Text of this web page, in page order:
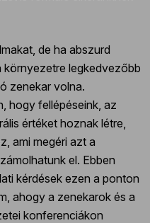
de ha abszurd
környezetre legkedvezőbb
zenekar volna.
hogy fellépéseink, az
értéket hoznak létre,
ami megéri azt a
el. Ebben
kérdések ezen a ponton
ahogy a zenekarok és a
konferenciákon